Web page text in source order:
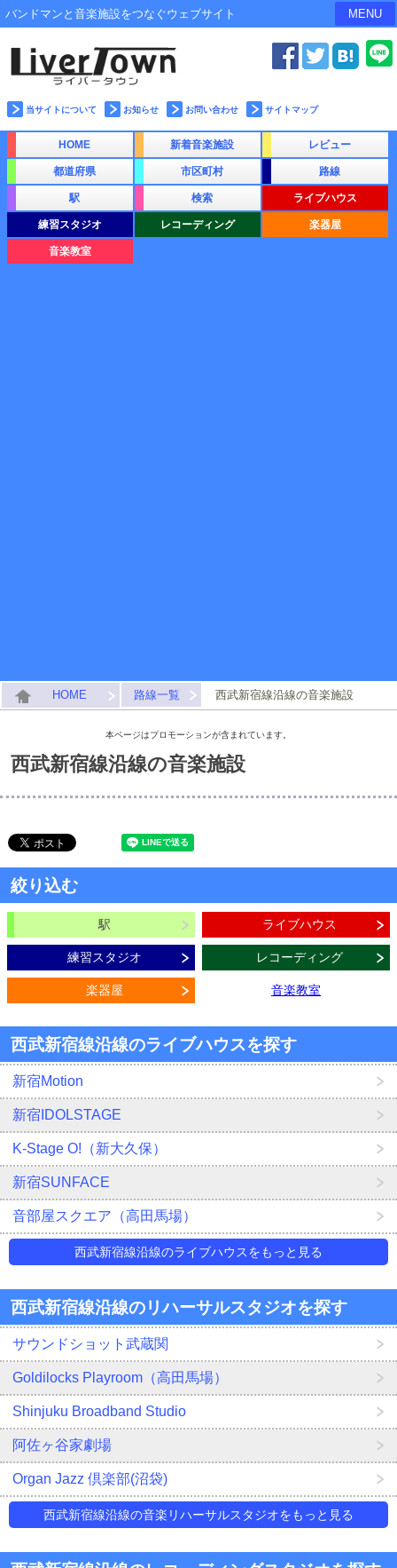
バンドマンと音楽施設をつなぐウェブサイト MENU
当サイトについて お知らせ お問い合わせ サイトマップ
HOME 新着音楽施設 レビュー
都道府県 市区町村 路線
駅 検索 ライブハウス
練習スタジオ レコーディング 楽器屋
音楽教室
HOME 路線一覧 西武新宿線沿線の音楽施設
本ページはプロモーションが含まれています。
西武新宿線沿線の音楽施設
絞り込む
駅 ライブハウス
練習スタジオ レコーディング
楽器屋 音楽教室
西武新宿線沿線のライブハウスを探す
新宿Motion
新宿IDOLSTAGE
K-Stage O!（新大久保）
新宿SUNFACE
音部屋スクエア（高田馬場）
西武新宿線沿線のライブハウスをもっと見る
西武新宿線沿線のリハーサルスタジオを探す
サウンドショット武蔵関
Goldilocks Playroom（高田馬場）
Shinjuku Broadband Studio
阿佐ヶ谷家劇場
Organ Jazz 倶楽部(沼袋)
西武新宿線沿線の音楽リハーサルスタジオをもっと見る